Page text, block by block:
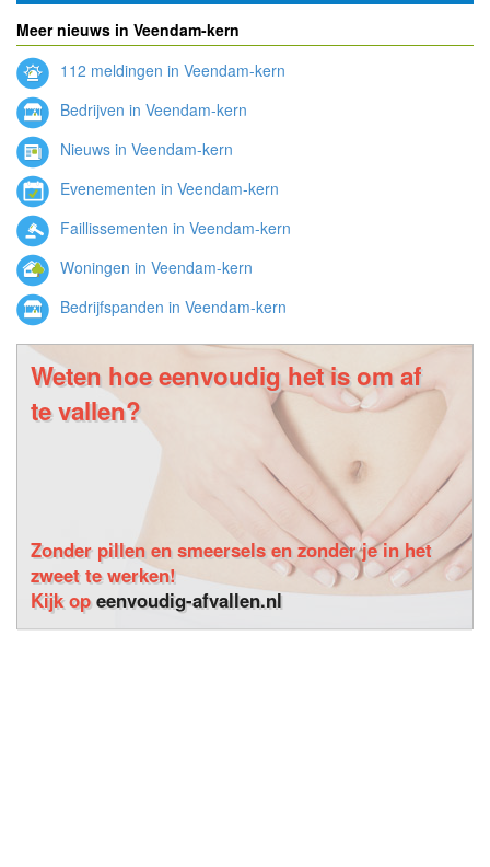
Meer nieuws in Veendam-kern
112 meldingen in Veendam-kern
Bedrijven in Veendam-kern
Nieuws in Veendam-kern
Evenementen in Veendam-kern
Faillissementen in Veendam-kern
Woningen in Veendam-kern
Bedrijfspanden in Veendam-kern
Weten hoe eenvoudig het is om af
te vallen?
Zonder pillen en smeersels en zonder je in het
zweet te werken!
Kijk opeenvoudig-afvallen.nl